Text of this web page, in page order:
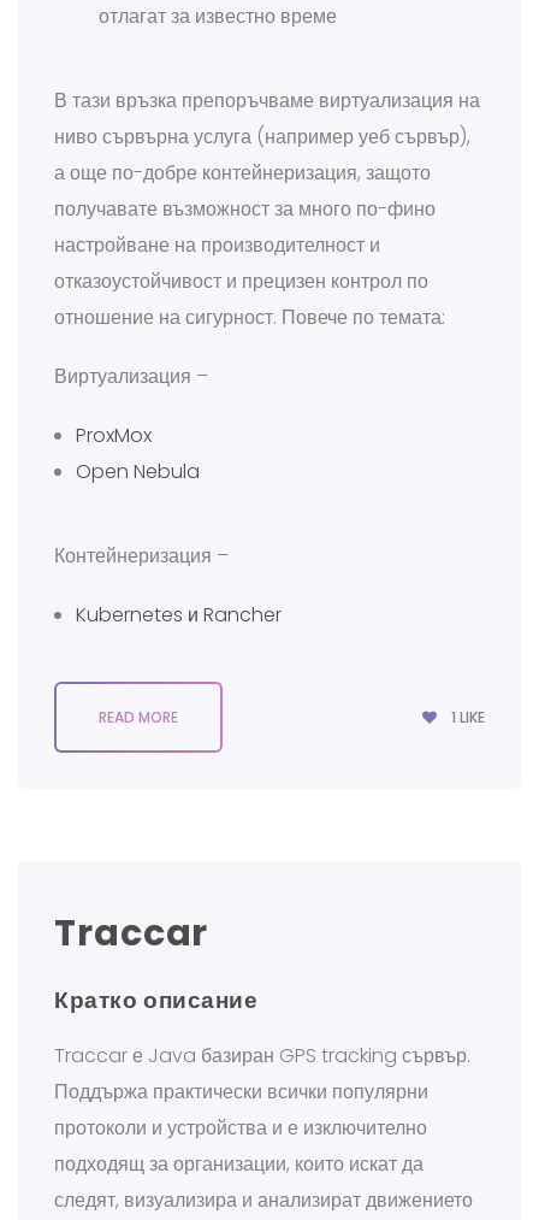
отлагат за известно време
В тази връзка препоръчваме виртуализация на
ниво сървърна услуга (например уеб сървър),
а още по-добре контейнеризация, защото
получавате възможност за много по-фино
настройване на производителност и
отказоустойчивост и прецизен контрол по
отношение на сигурност. Повече по темата:
Виртуализация –
ProxMox
Open Nebula
Контейнеризация –
Kubernetes и Rancher
READ MORE 1 LIKE
Traccar
Кратко описание
Traccar е Java базиран GPS tracking сървър.
Поддържа практически всички популярни
протоколи и устройства и е изключително
подходящ за организации, които искат да
следят, визуализира и анализират движението